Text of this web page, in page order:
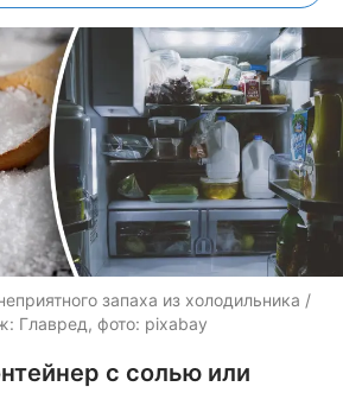
запаха из холодильника /
Главред, фото: pixabay
с солью или